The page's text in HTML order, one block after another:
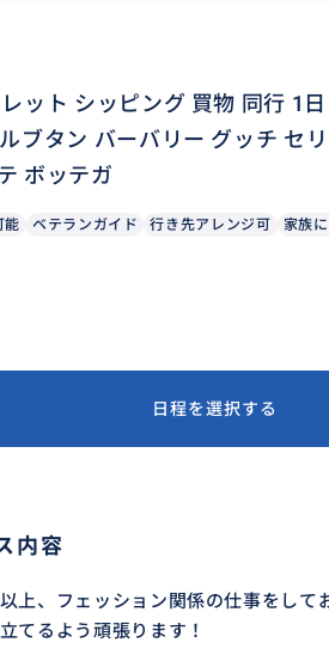
ット シッピング 買物 同行 1
ブタン バーバリー グッチ セ
ボッテガ
能 ベテランガイド 行き先アレンジ可 家族
日程を選択する
内容
上、フェッション関係の仕事をして
てるよう頑張ります！